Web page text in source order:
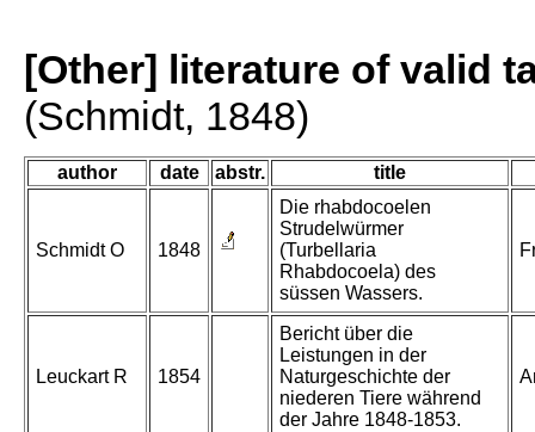
[Other] literature of valid
(Schmidt, 1848)
author date abstr. title
Schmidt O 1848
Die rhabdocoelen
Strudelwürmer
(Turbellaria
Rhabdocoela) des
süssen Wassers.
Leuckart R 1854
Bericht über die
Leistungen in der
Naturgeschichte der
niederen Tiere während
der Jahre 1848-1853.